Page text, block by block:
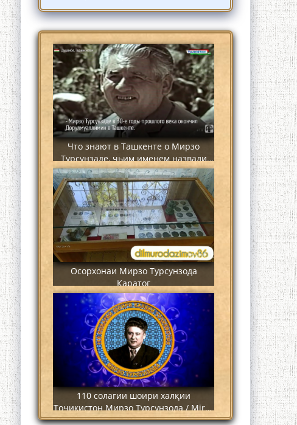
АБУЛҚОСИМ ЛОҲУТӢ / ABULQOSIM
LOHUTY/
Что знают в Ташкенте о Мирзо
Турсунзаде, чьим именем назвали
станцию метро?
Осорхонаи Мирзо Турсунзода
Каратог
110 солагии шоири халқии
Тоҷикистон Мирзо Турсунзода / Mirzo
Tursunzoda